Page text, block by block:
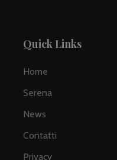
Quick Links
Home
Serena
News
Contatti
Privacy